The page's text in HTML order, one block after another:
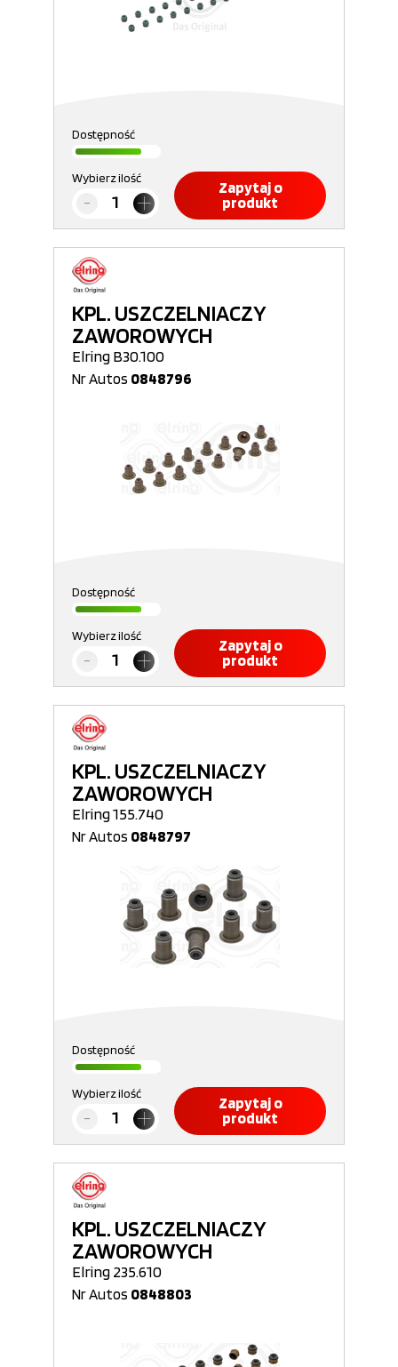
Dostępność
Wybierz ilość
Zapytaj o
produkt
KPL. USZCZELNIACZY
ZAWOROWYCH
Elring B30.100
Nr Autos 0848796
Dostępność
Wybierz ilość
Zapytaj o
produkt
KPL. USZCZELNIACZY
ZAWOROWYCH
Elring 155.740
Nr Autos 0848797
Dostępność
Wybierz ilość
Zapytaj o
produkt
KPL. USZCZELNIACZY
ZAWOROWYCH
Elring 235.610
Nr Autos 0848803